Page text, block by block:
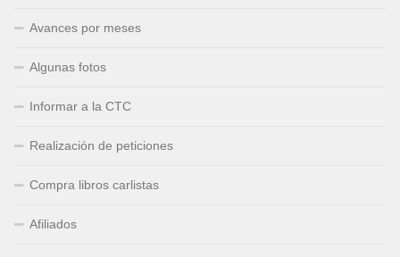
Avances por meses
Algunas fotos
Informar a la CTC
Realización de peticiones
Compra libros carlistas
Afiliados